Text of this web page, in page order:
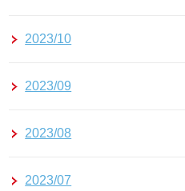
2023/10
2023/09
2023/08
2023/07